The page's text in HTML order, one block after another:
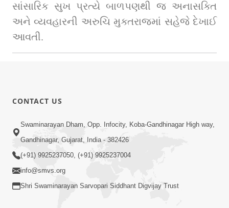
સાંસારિક સુખ પ્રત્યે બાળપણથી જ અનાસક્તિ
અને વ્યવહારની અરુચિ મુક્તરાજમાં સહેજે દેખાઈ
આવતી.
CONTACT US
Swaminarayan Dham, Opp. Infocity, Koba-Gandhinagar High way,
Gandhinagar, Gujarat, India - 382426
(+91) 9925237050, (+91) 9925237004
info@smvs.org
Shri Swaminarayan Sarvopari Siddhant Digvijay Trust